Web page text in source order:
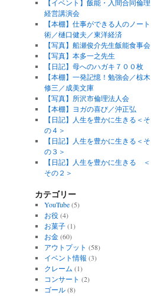
【イベント】飯能・入間合同倫理
経営講演会
【本棚】仕事ができる人のノート
術／樋口健夫／東洋経済
【写真】船瀬俊介先生飯能食事会
【写真】本多一之先生
【日記】母へのハガキ７００枚
【本棚】一発記憶！勉強会／椋木
修三／成美文庫
【写真】所沢市倫理法人会
【本棚】ヨガの喜び／沖正弘
【日記】人生を豊かに生きる＜そ
の４＞
【日記】人生を豊かに生きる＜そ
の３＞
【日記】人生を豊かに生きる ＜
その２＞
カテゴリー
YouTube(5)
お役(4)
お菓子(1)
お金(60)
アウトプット (58)
イベント情報 (3)
クレーム (1)
コンサート (2)
ゴール(8)